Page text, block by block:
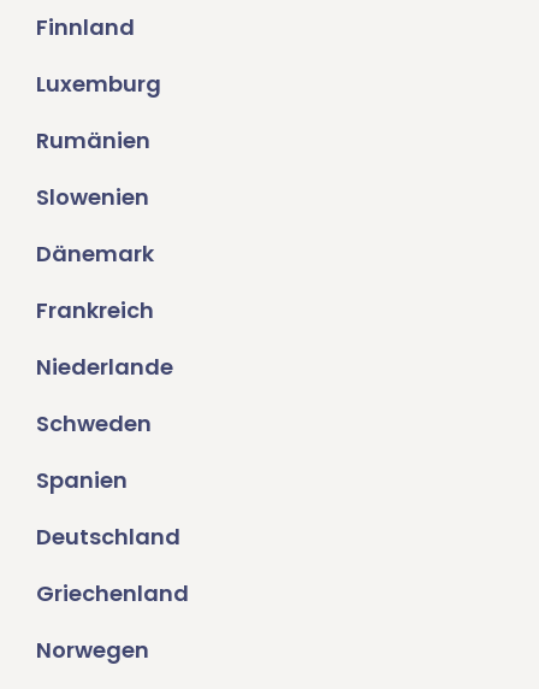
Finnland
Luxemburg
Rumänien
Slowenien
Dänemark
Frankreich
Niederlande
Schweden
Spanien
Deutschland
Griechenland
Norwegen